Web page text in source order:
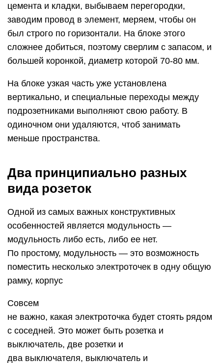
цемента и кладки, выбываем перегородки,
заводим провод в элемент, меряем, чтобы он
был строго по горизонтали. На блоке этого
сложнее добиться, поэтому сверлим с запасом, и
большей коронкой, диаметр которой 70-80 мм.
На блоке узкая часть уже установлена
вертикально, и специальные переходы между
подрозетниками выполняют свою работу. В
одиночном они удаляются, чтоб занимать
меньше пространства.
Два принципиально разных
вида розеток
Одной из самых важных конструктивных
особенностей является модульность —
модульность либо есть, либо ее нет.
По простому, модульность — это возможность
поместить несколько электроточек в одну общую
рамку, корпус
Совсем
не важно, какая электроточка будет стоять рядом
с соседней. Это может быть розетка и
выключатель, две розетки и
два выключателя, выключатель и